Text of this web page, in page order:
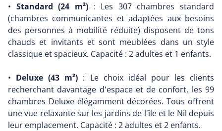
• Standard (24 m²): Les 307 chambres standard
(chambres communicantes et adaptées aux besoins
des personnes à mobilité réduite) disposent de tons
chauds et invitants et sont meublées dans un style
classique et spacieux. Capacité : 2 adultes et 1 enfants.
• Deluxe (43 m²) : Le choix idéal pour les clients
recherchant davantage d'espace et de confort, les 99
chambres Deluxe élégamment décorées. Tous offrent
une vue relaxante sur les jardins de l'île et le Nil depuis
leur emplacement. Capacité : 2 adultes et 2 enfants.